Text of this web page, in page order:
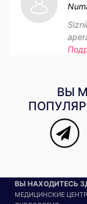
ВЫ
ВЫ НАХОДИТЕСЬ
МЕДИЦИНСКИЕ